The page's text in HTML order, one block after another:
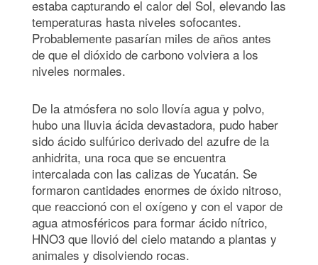
estaba capturando el calor del Sol, elevando las
temperaturas hasta niveles sofocantes.
Probablemente pasarían miles de años antes
de que el dióxido de carbono volviera a los
niveles normales.
De la atmósfera no solo llovía agua y polvo,
hubo una lluvia ácida devastadora, pudo haber
sido ácido sulfúrico derivado del azufre de la
anhidrita, una roca que se encuentra
intercalada con las calizas de Yucatán. Se
formaron cantidades enormes de óxido nitroso,
que reaccionó con el oxígeno y con el vapor de
agua atmosféricos para formar ácido nítrico,
HNO3 que llovió del cielo matando a plantas y
animales y disolviendo rocas.